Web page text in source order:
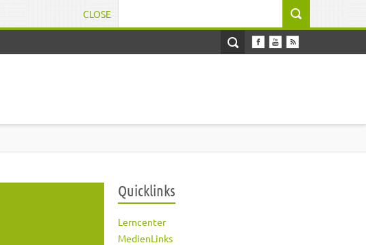
CLOSE
Quicklinks
Lerncenter
MedienLinks